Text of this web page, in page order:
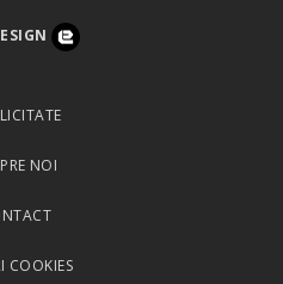
NOI
COOKIES